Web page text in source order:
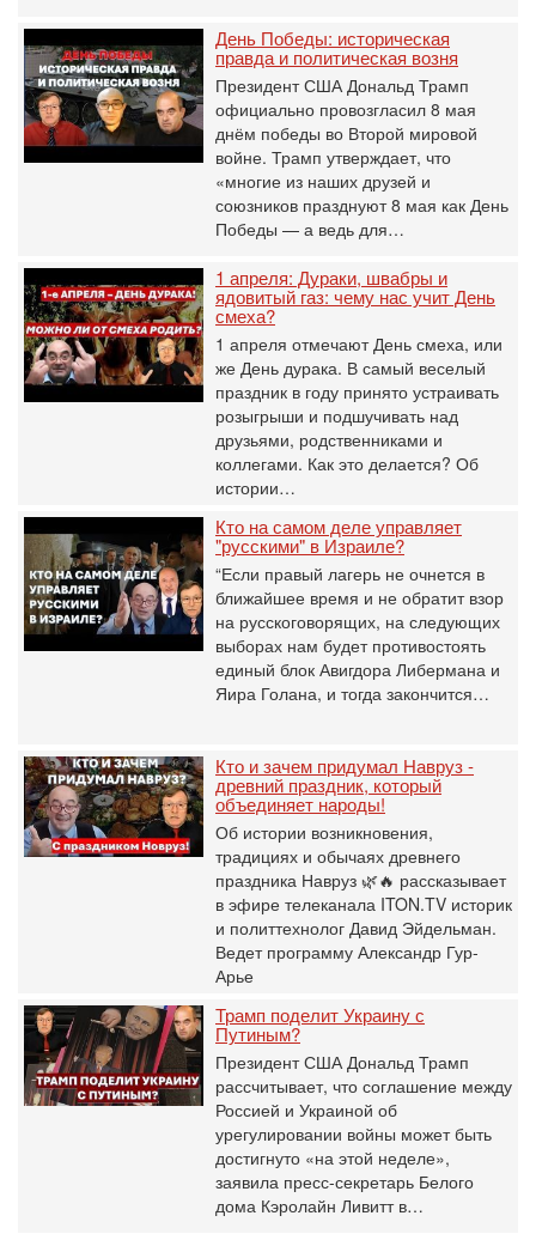
День Победы: историческая
правда и политическая возня
Президент США Дональд Трамп
официально провозгласил 8 мая
днём победы во Второй мировой
войне. Трамп утверждает, что
«многие из наших друзей и
союзников празднуют 8 мая как День
Победы — а ведь для…
1 апреля: Дураки, швабры и
ядовитый газ: чему нас учит День
смеха?
1 апреля отмечают День смеха, или
же День дурака. В самый веселый
праздник в году принято устраивать
розыгрыши и подшучивать над
друзьями, родственниками и
коллегами. Как это делается? Об
истории…
Кто на самом деле управляет
"русскими" в Израиле?
“Если правый лагерь не очнется в
ближайшее время и не обратит взор
на русскоговорящих, на следующих
выборах нам будет противостоять
единый блок Авигдора Либермана и
Яира Голана, и тогда закончится…
Кто и зачем придумал Навруз -
древний праздник, который
объединяет народы!
Об истории возникновения,
традициях и обычаях древнего
праздника Навруз 🌿🔥 рассказывает
в эфире телеканала ITON.TV историк
и политтехнолог Давид Эйдельман.
Ведет программу Александр Гур-
Арье
Трамп поделит Украину с
Путиным?
Президент США Дональд Трамп
рассчитывает, что соглашение между
Россией и Украиной об
урегулировании войны может быть
достигнуто «на этой неделе»,
заявила пресс-секретарь Белого
дома Кэролайн Ливитт в…